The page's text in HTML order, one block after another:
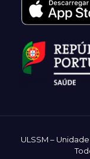
ULSSM –